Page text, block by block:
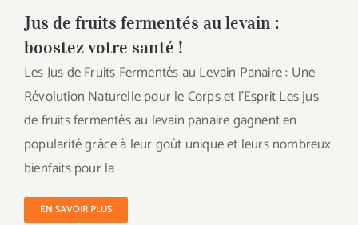
Jus de fruits fermentés au levain :
boostez votre santé !
Les Jus de Fruits Fermentés au Levain Panaire : Une
Révolution Naturelle pour le Corps et l’Esprit Les jus
de fruits fermentés au levain panaire gagnent en
popularité grâce à leur goût unique et leurs nombreux
bienfaits pour la
EN SAVOIR PLUS